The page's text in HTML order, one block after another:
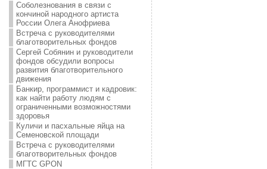
Соболезнования в связи с
кончиной народного артиста
России Олега Анофриева
Встреча с руководителями
благотворительных фондов
Сергей Собянин и руководители
фондов обсудили вопросы
развития благотворительного
движения
Банкир, программист и кадровик:
как найти работу людям с
ограниченными возможностями
здоровья
Куличи и пасхальные яйца на
Семеновской площади
Встреча с руководителями
благотворительных фондов
МГТС GPON